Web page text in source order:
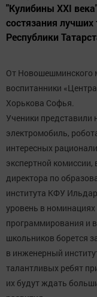
"Кулибины XXI
состязания лучших
Республики
От Новошешминского
воспитанники
Хорькова Софья.
Ученики представили
электромобиль,
интересных
экспертной комиссии,
директора по
института КФУ
уровень в
программирования и
школьников борется
в инженерный
талантливых ребят
их будут ждать